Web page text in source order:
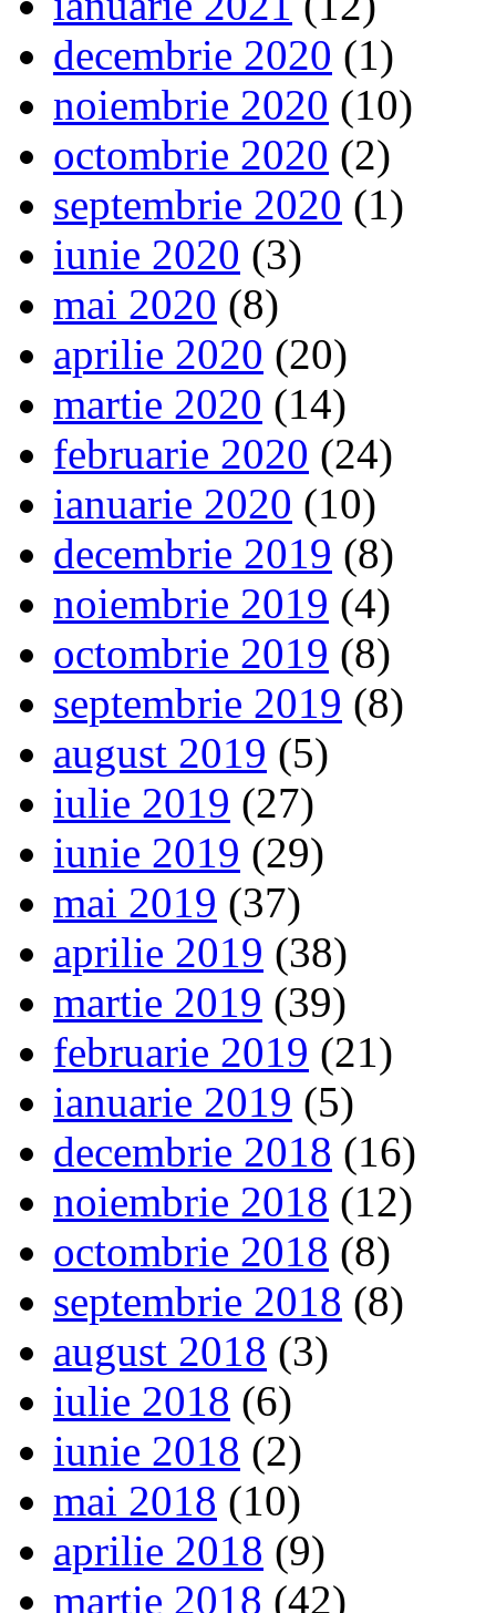
decembrie 2020 (1)
noiembrie 2020 (10)
octombrie 2020 (2)
septembrie 2020 (1)
iunie 2020 (3)
mai 2020 (8)
aprilie 2020 (20)
martie 2020 (14)
februarie 2020 (24)
ianuarie 2020 (10)
decembrie 2019 (8)
noiembrie 2019 (4)
octombrie 2019 (8)
septembrie 2019 (8)
august 2019 (5)
iulie 2019 (27)
iunie 2019 (29)
mai 2019 (37)
aprilie 2019 (38)
martie 2019 (39)
februarie 2019 (21)
ianuarie 2019 (5)
decembrie 2018 (16)
noiembrie 2018 (12)
octombrie 2018 (8)
septembrie 2018 (8)
august 2018 (3)
iulie 2018 (6)
iunie 2018 (2)
mai 2018 (10)
aprilie 2018 (9)
martie 2018 (42)